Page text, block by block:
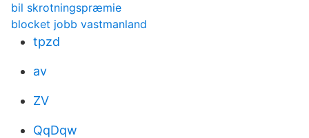
bil skrotningspræmie
blocket jobb vastmanland
tpzd
av
ZV
QqDqw